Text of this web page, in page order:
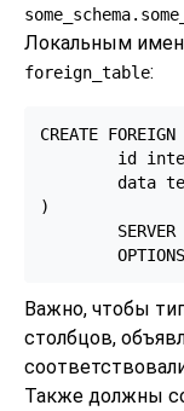
Локальным
foreign_table:
CREATE
id
data
)
SERVER
Важно, чтобы
столбцов,
Также должны